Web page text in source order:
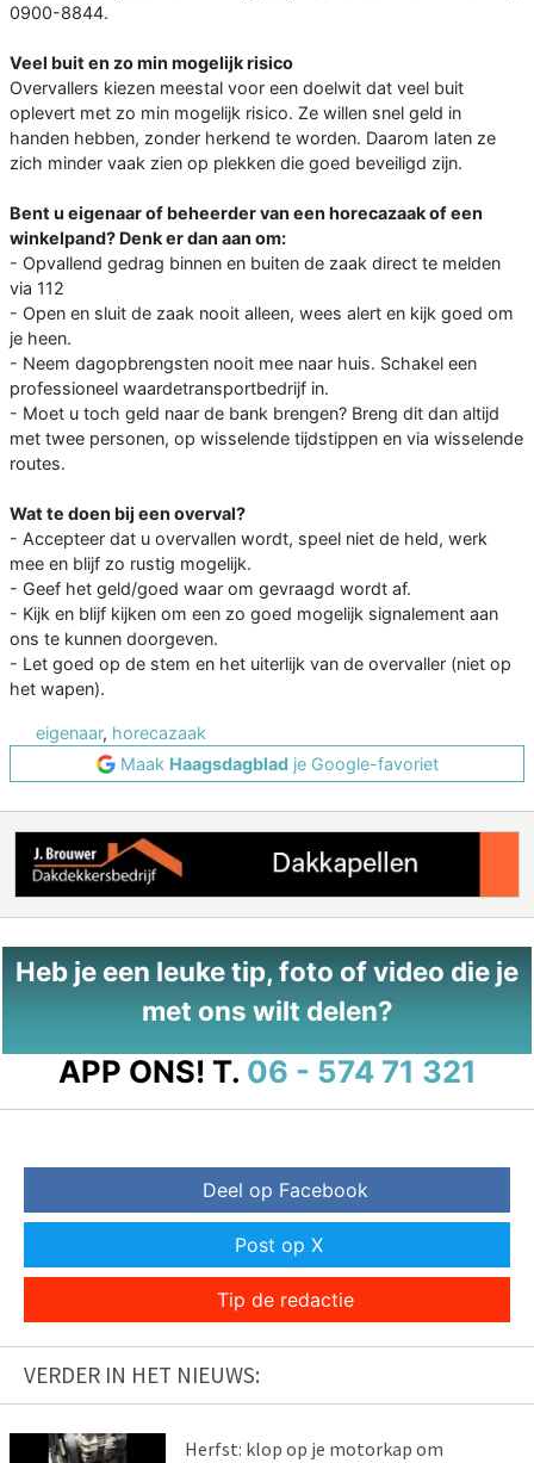
0900-8844.
Veel buit en zo min mogelijk risico
Overvallers kiezen meestal voor een doelwit dat veel buit
oplevert met zo min mogelijk risico. Ze willen snel geld in
handen hebben, zonder herkend te worden. Daarom laten ze
zich minder vaak zien op plekken die goed beveiligd zijn.
Bent u eigenaar of beheerder van een horecazaak of een
winkelpand? Denk er dan aan om:
- Opvallend gedrag binnen en buiten de zaak direct te melden
via 112
- Open en sluit de zaak nooit alleen, wees alert en kijk goed om
je heen.
- Neem dagopbrengsten nooit mee naar huis. Schakel een
professioneel waardetransportbedrijf in.
- Moet u toch geld naar de bank brengen? Breng dit dan altijd
met twee personen, op wisselende tijdstippen en via wisselende
routes.
Wat te doen bij een overval?
- Accepteer dat u overvallen wordt, speel niet de held, werk
mee en blijf zo rustig mogelijk.
- Geef het geld/goed waar om gevraagd wordt af.
- Kijk en blijf kijken om een zo goed mogelijk signalement aan
ons te kunnen doorgeven.
- Let goed op de stem en het uiterlijk van de overvaller (niet op
het wapen).
eigenaar, horecazaak
Maak Haagsdagbladje Google-favoriet
Heb je een leuke tip, foto of video die je
met ons wilt delen?
APP ONS! T. 06 - 574 71 321
Deel op Facebook
Post op X
Tip de redactie
VERDER IN HET NIEUWS:
Herfst: klop op je motorkap om